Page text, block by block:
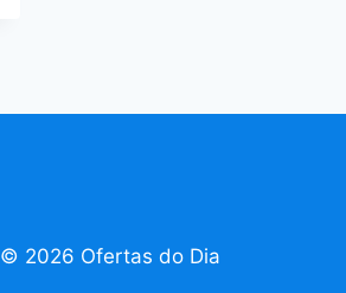
© 2026 Ofertas do Dia